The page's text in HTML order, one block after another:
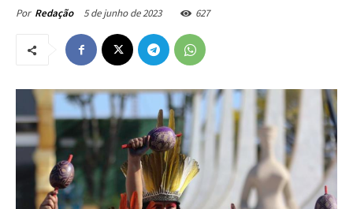
Por Redação 5 de junho de 2023 627